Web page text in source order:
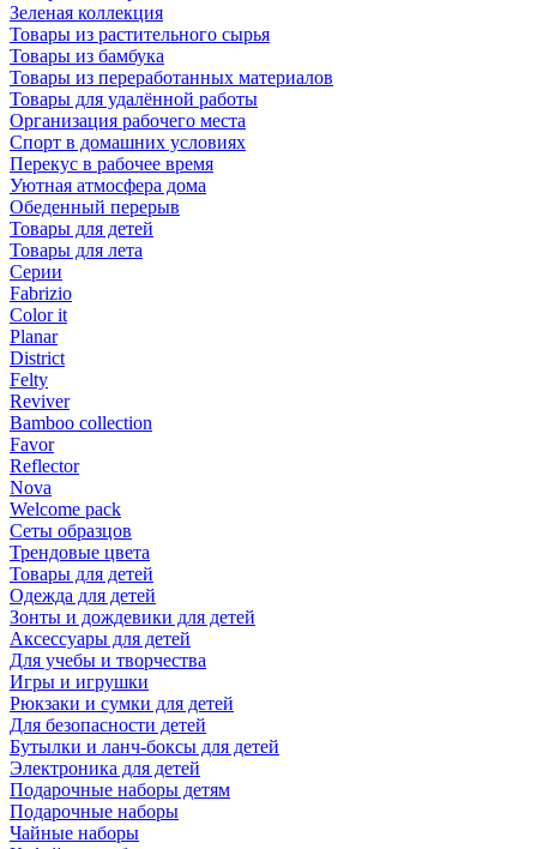
Зеленая коллекция
Товары из растительного сырья
Товары из бамбука
Товары из переработанных материалов
Товары для удалённой работы
Организация рабочего места
Спорт в домашних условиях
Перекус в рабочее время
Уютная атмосфера дома
Обеденный перерыв
Товары для детей
Товары для лета
Серии
Fabrizio
Color it
Planar
District
Felty
Reviver
Bamboo collection
Favor
Reflector
Nova
Welcome pack
Сеты образцов
Трендовые цвета
Товары для детей
Одежда для детей
Зонты и дождевики для детей
Аксессуары для детей
Для учебы и творчества
Игры и игрушки
Рюкзаки и сумки для детей
Для безопасности детей
Бутылки и ланч-боксы для детей
Электроника для детей
Подарочные наборы детям
Подарочные наборы
Чайные наборы